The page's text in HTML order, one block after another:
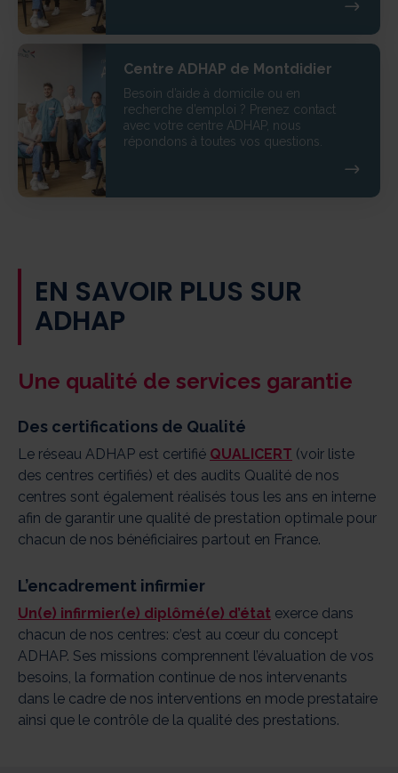
Centre ADHAP de Montdidier
Besoin d’aide à domicile ou en
recherche d’emploi ? Prenez contact
avec votre centre ADHAP, nous
répondons à toutes vos questions.
EN SAVOIR PLUS SUR
ADHAP
Une qualité de services garantie
Des certifications de Qualité
Le réseau ADHAP est certifié QUALICERT (voir liste
des centres certifiés) et des audits Qualité de nos
centres sont également réalisés tous les ans en interne
afin de garantir une qualité de prestation optimale pour
chacun de nos bénéficiaires partout en France.
L’encadrement infirmier
Un(e) infirmier(e) diplômé(e) d’état exerce dans
chacun de nos centres: c’est au cœur du concept
ADHAP. Ses missions comprennent l’évaluation de vos
besoins, la formation continue de nos intervenants
dans le cadre de nos interventions en mode prestataire
ainsi que le contrôle de la qualité des prestations.